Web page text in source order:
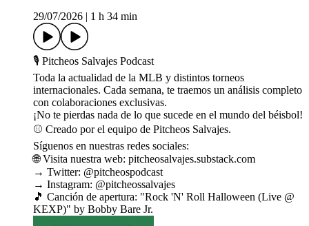
29/07/2026
1 h 34 min
🎙 Pitcheos Salvajes Podcast
Toda la actualidad de la MLB y distintos torneos
internacionales. Cada semana, te traemos un análisis completo
con colaboraciones exclusivas.
¡No te pierdas nada de lo que sucede en el mundo del béisbol!
⚾ Creado por el equipo de Pitcheos Salvajes.
Síguenos en nuestras redes sociales:
🌐 Visita nuestra web: pitcheosalvajes.substack.com
→ Twitter: @pitcheospodcast
→ Instagram: @pitcheossalvajes
🎵 Canción de apertura: "Rock 'N' Roll Halloween (Live @
KEXP)" by Bobby Bare Jr.